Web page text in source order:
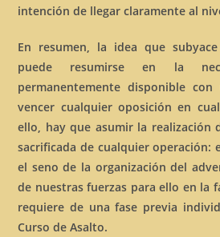
intención de llegar claramente al
En resumen, la idea que
puede resumirse en la
permanentemente disponible
vencer cualquier oposición en
ello, hay que asumir la realización
sacrificada de cualquier operación:
el seno de la organización del
de nuestras fuerzas para ello en la
requiere de una fase previa
Curso de Asalto.